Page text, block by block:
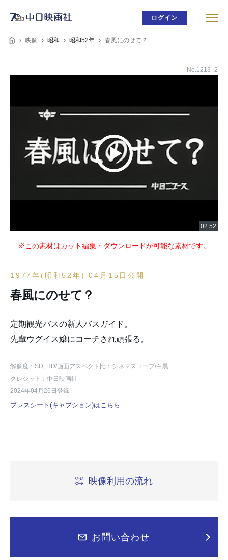
ログイン
映像 昭和 昭和52年 春風にのせて？
No.1213_2
※この素材はカット編集・ダウンロードが可能な素材です。
1977年(昭和52年) 04月15日公開
春風にのせて？
定期観光バスの新人バスガイド。
先輩ウグイス嬢にコーチされ頑張る。
解像度：SD, HD/画面アスペクト比：シネマスコープ/白黒
クレジット：中日映画社
2024年04月26日登録
プレスシート(キャプション)はこちら
映像利用の流れ
お問い合わせ